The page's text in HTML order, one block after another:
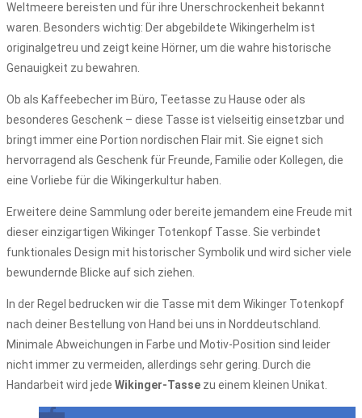
Weltmeere bereisten und für ihre Unerschrockenheit bekannt
waren. Besonders wichtig: Der abgebildete Wikingerhelm ist
originalgetreu und zeigt keine Hörner, um die wahre historische
Genauigkeit zu bewahren.
Ob als Kaffeebecher im Büro, Teetasse zu Hause oder als
besonderes Geschenk – diese Tasse ist vielseitig einsetzbar und
bringt immer eine Portion nordischen Flair mit. Sie eignet sich
hervorragend als Geschenk für Freunde, Familie oder Kollegen, die
eine Vorliebe für die Wikingerkultur haben.
Erweitere deine Sammlung oder bereite jemandem eine Freude mit
dieser einzigartigen Wikinger Totenkopf Tasse. Sie verbindet
funktionales Design mit historischer Symbolik und wird sicher viele
bewundernde Blicke auf sich ziehen.
In der Regel bedrucken wir die Tasse mit dem Wikinger Totenkopf
nach deiner Bestellung von Hand bei uns in Norddeutschland.
Minimale Abweichungen in Farbe und Motiv-Position sind leider
nicht immer zu vermeiden, allerdings sehr gering. Durch die
Handarbeit wird jede Wikinger-Tasse zu einem kleinen Unikat.